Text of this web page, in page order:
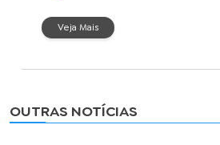
Veja Mais
OUTRAS NOTÍCIAS